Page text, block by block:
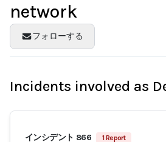
network
フォローする
Incidents involved as
インシデント 866 1 Report